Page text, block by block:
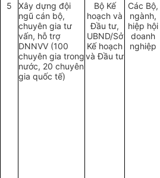
5
Xây dựng đội
ngũ cán bộ,
chuyên gia tư
vấn, hỗ trợ
DNNVV (100
chuyên gia trong
nước, 20 chuyên
gia quốc tế)
Bộ Kế
hoạch và
Đầu tư,
UBND/Sở
Kế hoạch
và Đầu tư
Các Bộ,
ngành,
hiệp hội
doanh
nghiệp